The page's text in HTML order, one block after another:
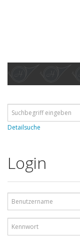
Detailsuche
Login